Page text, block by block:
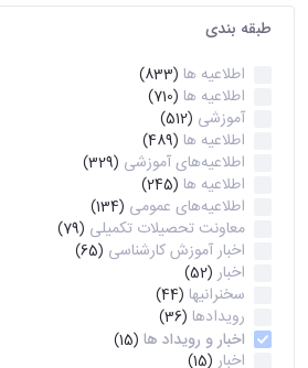
طبقه بندی
اطلاعیه ها (833)
اطلاعیه ها (710)
آموزشی (512)
اطلاعیه ها (489)
اطلاعیه‌های‌ آموزشی (329)
اطلاعیه ها (245)
اطلاعیه‌های عمومی (134)
معاونت تحصیلات تکمیلی (79)
اخبار آموزش کارشناسی (65)
اخبار (52)
سخنرانیها (44)
رویدادها (36)
اخبار و رویداد ها (15)
اخبار (15)